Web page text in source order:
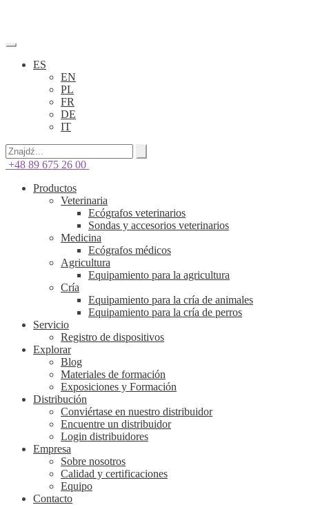
ES
EN
PL
FR
DE
IT
+48 89 675 26 00
Productos
Veterinaria
Ecógrafos veterinarios
Sondas y accesorios veterinarios
Medicina
Ecógrafos médicos
Agricultura
Equipamiento para la agricultura
Cría
Equipamiento para la cría de animales
Equipamiento para la cría de perros
Servicio
Registro de dispositivos
Explorar
Blog
Materiales de formación
Exposiciones y Formación
Distribución
Conviértase en nuestro distribuidor
Encuentre un distribuidor
Login distribuidores
Empresa
Sobre nosotros
Calidad y certificaciones
Equipo
Contacto